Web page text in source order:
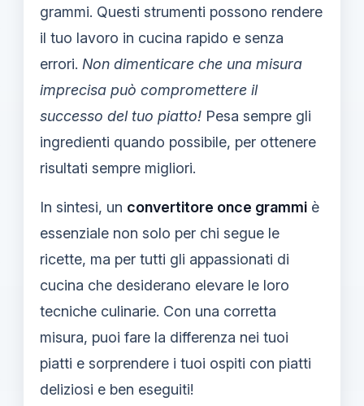
grammi. Questi strumenti possono rendere
il tuo lavoro in cucina rapido e senza
errori. Non dimenticare che una misura
imprecisa può compromettere il
successo del tuo piatto! Pesa sempre gli
ingredienti quando possibile, per ottenere
risultati sempre migliori.
In sintesi, un convertitore once grammi è
essenziale non solo per chi segue le
ricette, ma per tutti gli appassionati di
cucina che desiderano elevare le loro
tecniche culinarie. Con una corretta
misura, puoi fare la differenza nei tuoi
piatti e sorprendere i tuoi ospiti con piatti
deliziosi e ben eseguiti!